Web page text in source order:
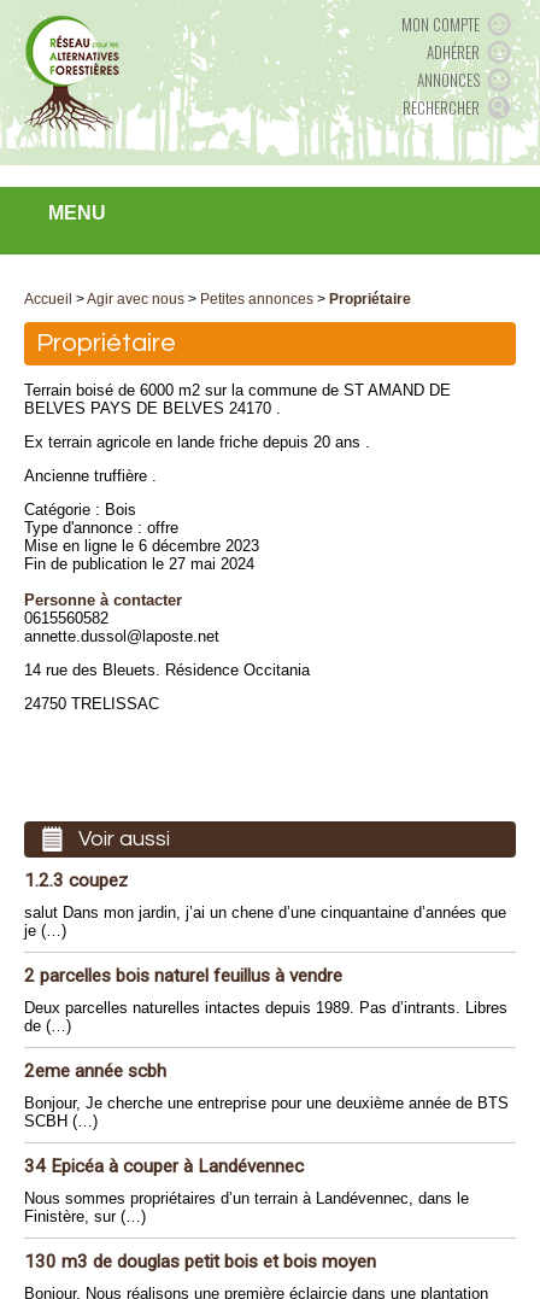
MON COMPTE
ADHÉRER
ANNONCES
RECHERCHER
MENU
Accueil >Agir avec nous > Petites annonces > Propriétaire
Propriétaire
Terrain boisé de 6000 m2 sur la commune de ST AMAND DE
BELVES PAYS DE BELVES 24170 .
Ex terrain agricole en lande friche depuis 20 ans .
Ancienne truffière .
Catégorie : Bois
Type d'annonce : offre
Mise en ligne le 6 décembre 2023
Fin de publication le 27 mai 2024
Personne à contacter
0615560582
annette.dussol@laposte.net
14 rue des Bleuets. Résidence Occitania
24750 TRELISSAC
Voir aussi
1.2.3 coupez
salut Dans mon jardin, j’ai un chene d’une cinquantaine d’années que
je (…)
2 parcelles bois naturel feuillus à vendre
Deux parcelles naturelles intactes depuis 1989. Pas d’intrants. Libres
de (…)
2eme année scbh
Bonjour, Je cherche une entreprise pour une deuxième année de BTS
SCBH (…)
34 Epicéa à couper à Landévennec
Nous sommes propriétaires d’un terrain à Landévennec, dans le
Finistère, sur (…)
130 m3 de douglas petit bois et bois moyen
Bonjour, Nous réalisons une première éclaircie dans une plantation